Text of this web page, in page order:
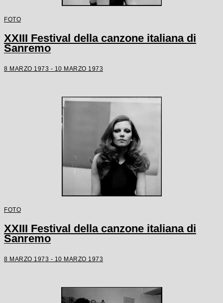
FOTO
XXIII Festival della canzone italiana di
Sanremo
8 MARZO 1973 - 10 MARZO 1973
FOTO
XXIII Festival della canzone italiana di
Sanremo
8 MARZO 1973 - 10 MARZO 1973